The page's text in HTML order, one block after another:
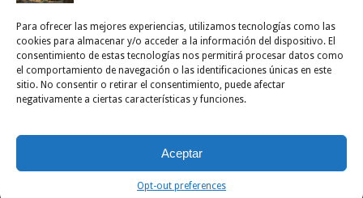
Para ofrecer las mejores experiencias, utilizamos tecnologías como las
cookies para almacenar y/o acceder a la información del dispositivo. El
consentimiento de estas tecnologías nos permitirá procesar datos como
el comportamiento de navegación o las identificaciones únicas en este
sitio. No consentir o retirar el consentimiento, puede afectar
negativamente a ciertas características y funciones.
Aceptar
Opt-out preferences
POLÍTICA DE PRIVACIDAD – NOTICIAS PONCE OFICIAL
TÉRMINOS Y CONDICIONES – NOTICIAS PONCE OFICIAL
Opt-out preferences
© Copyright noticias Ponce All Rights Reserved